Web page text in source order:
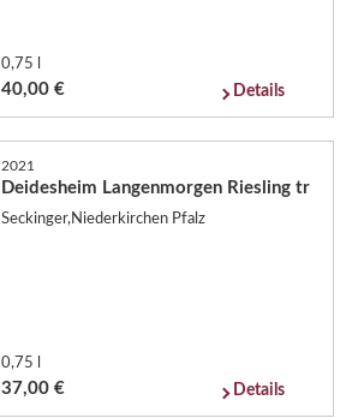
0,75 l
40,00 € Details
2021
Deidesheim Langenmorgen Riesling tr
Seckinger,Niederkirchen Pfalz
0,75 l
37,00 € Details